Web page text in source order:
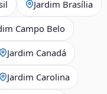
Jardim Brasília
Campo Belo
Jardim Canadá
Jardim Carolina